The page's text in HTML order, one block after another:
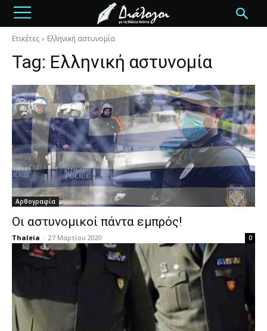
Ετικέτες Ελληνική αστυνομία
Tag: Ελληνική αστυνομία
Αρθογραφία
Οι αστυνομικοί πάντα εμπρός!
Thaleia - 27 Μαρτίου 2020 0